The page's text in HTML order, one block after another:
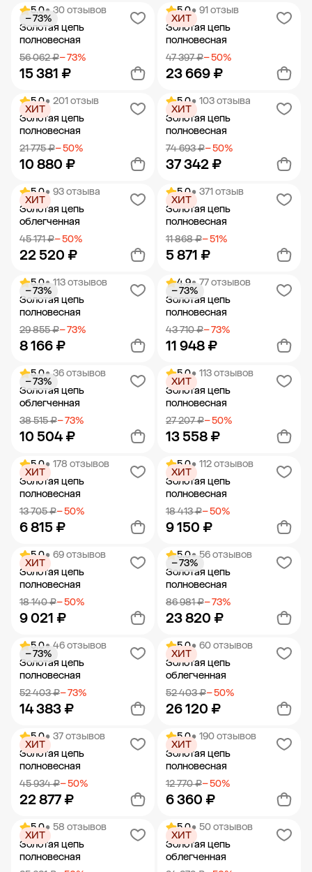
Добавить в корзину Добавить в корзину
5.0• 30 отзывов
Золотая цепь
полновесная
56 062 ₽− 73%
15 381 ₽
− 73%
Добавить в корзину
5.0• 91 отзыв
Золотая цепь
полновесная
47 397 ₽− 50%
23 669 ₽
ХИТ
Добавить в корзину
5.0• 201 отзыв
Золотая цепь
полновесная
21 775 ₽− 50%
10 880 ₽
ХИТ
Добавить в корзину
5.0• 103 отзыва
Золотая цепь
полновесная
74 693 ₽− 50%
37 342 ₽
ХИТ
Добавить в корзину
5.0• 93 отзыва
Золотая цепь
облегченная
45 171 ₽− 50%
22 520 ₽
ХИТ
Добавить в корзину
5.0• 371 отзыв
Золотая цепь
полновесная
11 868 ₽− 51%
5 871 ₽
ХИТ
Добавить в корзину
5.0• 113 отзывов
Золотая цепь
полновесная
29 855 ₽− 73%
8 166 ₽
− 73%
Добавить в корзину
4.9• 77 отзывов
Золотая цепь
полновесная
43 710 ₽− 73%
11 948 ₽
− 73%
Добавить в корзину
5.0• 36 отзывов
Золотая цепь
облегченная
38 515 ₽− 73%
10 504 ₽
− 73%
Добавить в корзину
5.0• 113 отзывов
Золотая цепь
полновесная
27 207 ₽− 50%
13 558 ₽
ХИТ
Добавить в корзину
5.0• 178 отзывов
Золотая цепь
полновесная
13 705 ₽− 50%
6 815 ₽
ХИТ
Добавить в корзину
5.0• 112 отзывов
Золотая цепь
полновесная
18 413 ₽− 50%
9 150 ₽
ХИТ
Добавить в корзину
5.0• 69 отзывов
Золотая цепь
полновесная
18 140 ₽− 50%
9 021 ₽
ХИТ
Добавить в корзину
5.0• 56 отзывов
Золотая цепь
полновесная
86 981 ₽− 73%
23 820 ₽
− 73%
Добавить в корзину
5.0• 46 отзывов
Золотая цепь
полновесная
52 403 ₽− 73%
14 383 ₽
− 73%
Добавить в корзину
5.0• 60 отзывов
Золотая цепь
облегченная
52 403 ₽− 50%
26 120 ₽
ХИТ
Добавить в корзину
5.0• 37 отзывов
Золотая цепь
полновесная
45 934 ₽− 50%
22 877 ₽
ХИТ
Добавить в корзину
5.0• 190 отзывов
Золотая цепь
полновесная
12 770 ₽− 50%
6 360 ₽
ХИТ
Добавить в корзину
5.0• 58 отзывов
Золотая цепь
полновесная
ХИТ
5.0• 50 отзывов
Золотая цепь
облегченная
ХИТ